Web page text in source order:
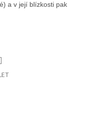
a v její blízkosti pak